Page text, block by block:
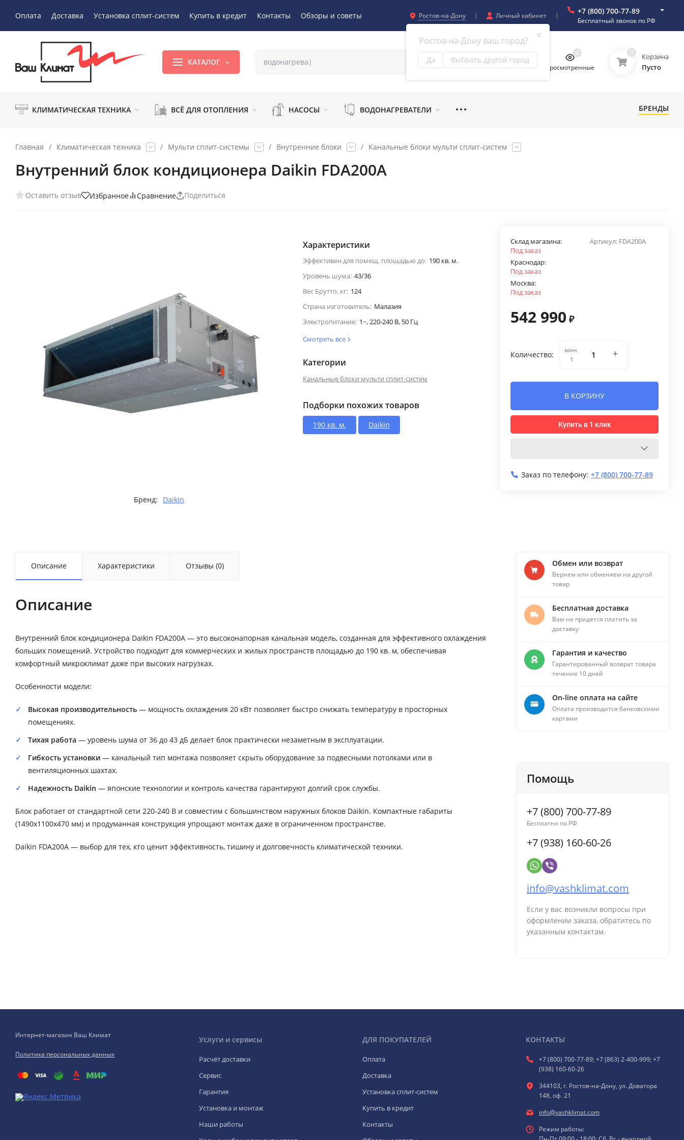
Оплата Доставка Установка сплит-систем Купить в кредит Контакты Обзоры и советы Ростов-на-Дону
✖
Ростов-на-Дону ваш город?
Да Выбрать другой город
Личный кабинет +7 (800) 700-77-89
Бесплатный звонок по РФ
КАТАЛОГ
Просмотренные
0 0
Корзина
Пусто
КЛИМАТИЧЕСКАЯ ТЕХНИКА ВСЁ ДЛЯ ОТОПЛЕНИЯ НАСОСЫ ВОДОНАГРЕВАТЕЛИ БРЕНДЫ
Главная / Климатическая техника / Мульти сплит-системы / Внутренние блоки / Канальные блоки мульти сплит-систем
Внутренний блок кондиционера Daikin FDA200A
Оставить отзыв Избранное Сравнение Поделиться
Бренд: Daikin
Характеристики
Эффективен для помещ. площадью до: 190 кв. м.
Уровень шума: 43/36
Вес Брутто, кг: 124
Страна изготовитель: Малазия
Электропитание: 1~, 220-240 В, 50 Гц
Смотреть все
Категории
Канальные блоки мульти сплит-систем
Подборки похожих товаров
190 кв. м. Daikin
Артикул: FDA200A
Склад магазина:
Под заказ
Краснодар:
Под заказ
Москва:
Под заказ
542 990 ₽
Количество:
мин.
1
В КОРЗИНУ
Купить в 1 клик
Заказ по телефону: +7 (800) 700-77-89
Описание Характеристики Отзывы (0)
Описание
Внутренний блок кондиционера Daikin FDA200A — это высоконапорная канальная модель, созданная для эффективного охлаждения
больших помещений. Устройство подходит для коммерческих и жилых пространств площадью до 190 кв. м, обеспечивая
комфортный микроклимат даже при высоких нагрузках.
Особенности модели:
Высокая производительность — мощность охлаждения 20 кВт позволяет быстро снижать температуру в просторных
помещениях.
Тихая работа — уровень шума от 36 до 43 дБ делает блок практически незаметным в эксплуатации.
Гибкость установки — канальный тип монтажа позволяет скрыть оборудование за подвесными потолками или в
вентиляционных шахтах.
Надежность Daikin — японские технологии и контроль качества гарантируют долгий срок службы.
Блок работает от стандартной сети 220-240 В и совместим с большинством наружных блоков Daikin. Компактные габариты
(1490x1100x470 мм) и продуманная конструкция упрощают монтаж даже в ограниченном пространстве.
Daikin FDA200A — выбор для тех, кто ценит эффективность, тишину и долговечность климатической техники.
Обмен или возврат
Вернем или обменяем на другой
товар
Бесплатная доставка
Вам не придется платить за
доставку
Гарантия и качество
Гарантированный возврат товара
течение 10 дней
On-line оплата на сайте
Оплата производится банковскими
картами
Помощь
+7 (800) 700-77-89
Бесплатно по РФ
+7 (938) 160-60-26
info@vashklimat.com
Если у вас возникли вопросы при
оформлении заказа, обратитесь по
указанным контактам.
Интернет-магазин Ваш Климат
Политика персональных данных
Услуги и сервисы
Расчёт доставки
Сервис
Гарантия
Установка и монтаж
Наши работы
ДЛЯ ПОКУПАТЕЛЕЙ
Оплата
Доставка
Установка сплит-систем
Купить в кредит
Контакты
КОНТАКТЫ
+7 (800) 700-77-89; +7 (863) 2-400-999; +7
(938) 160-60-26
344103, г. Ростов-на-Дону, ул. Доватора
148, оф. 21
info@vashklimat.com
Режим работы: